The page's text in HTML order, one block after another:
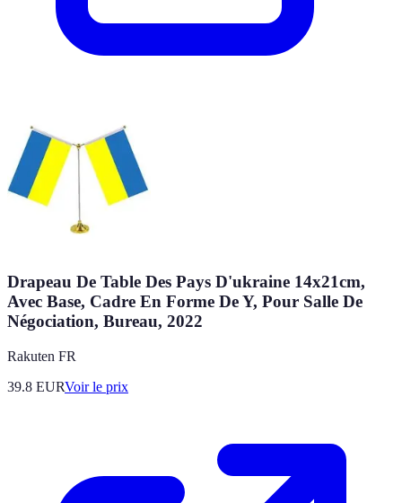
Drapeau De Table Des Pays D'ukraine 14x21cm,
Avec Base, Cadre En Forme De Y, Pour Salle De
Négociation, Bureau, 2022
Rakuten FR
39.8 EURVoir le prix